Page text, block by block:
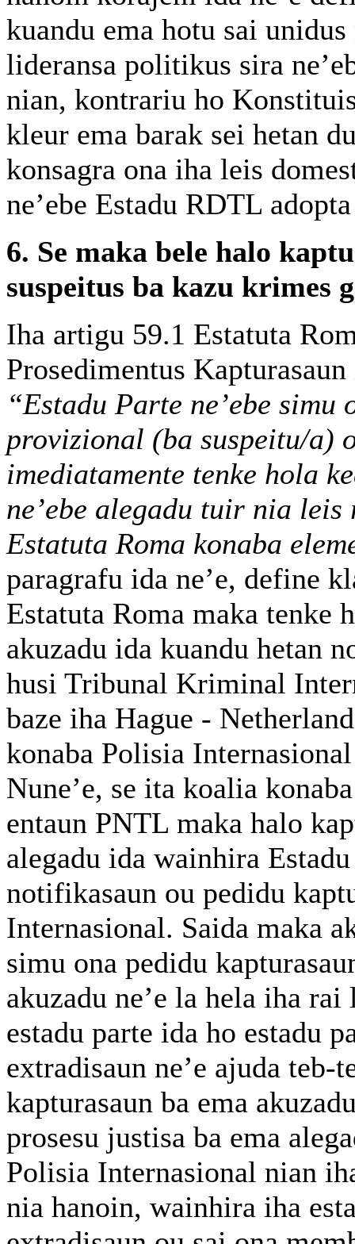
kuandu ema hotu sai
lideransa politikus sira
nian, kontrariu ho
kleur ema barak sei hetan
konsagra ona iha leis
ne’ebe Estadu RDTL
6. Se maka bele halo
suspeitus ba kazu krimes
Iha artigu 59.1 Estatuta
Prosedimentus
“Estadu Parte ne’ebe
provizional (ba suspeitu/a)
imediatamente tenke hola
ne’ebe alegadu tuir nia
Estatuta Roma konaba
paragrafu ida ne’e, define
Estatuta Roma maka tenke
akuzadu ida kuandu hetan
husi Tribunal Kriminal
baze iha Hague -
konaba Polisia
Nune’e, se ita koalia
entaun PNTL maka halo
alegadu ida wainhira
notifikasaun ou pedidu
Internasional. Saida maka
simu ona pedidu
akuzadu ne’e la hela iha
estadu parte ida ho estadu
extradisaun ne’e ajuda teb-
kapturasaun ba ema
prosesu justisa ba ema
Polisia Internasional nian
nia hanoin, wainhira iha